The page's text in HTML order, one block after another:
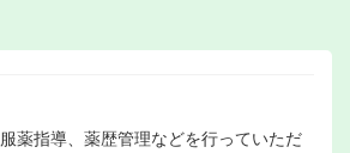
薬指導、薬歴管理などを行っていただ